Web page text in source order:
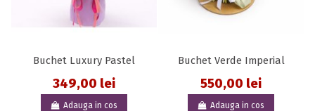
Buchet Luxury Pastel
349,00 lei
Adauga in cos
Buchet Verde Imperial
550,00 lei
Adauga in cos